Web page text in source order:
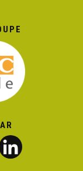
? (e Kallag)
c'hortoz e